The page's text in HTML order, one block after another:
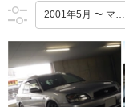
2001年5月 〜 マイナーチェンジ